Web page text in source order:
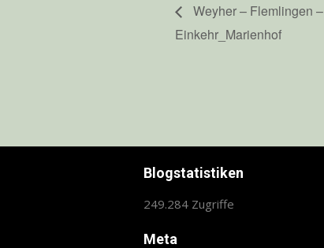
Weyher – Flemlingen –
Einkehr_Marienhof
Blogstatistiken
249.284 Zugriffe
Meta